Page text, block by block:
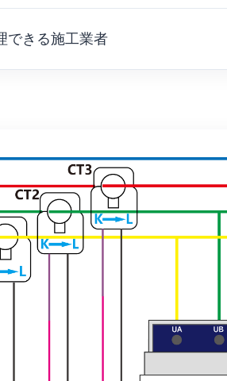
できる施工業者